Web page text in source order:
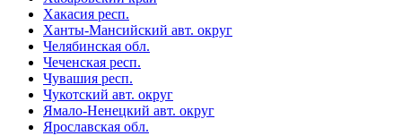
Хакасия респ.
Ханты-Мансийский авт. округ
Челябинская обл.
Чеченская респ.
Чувашия респ.
Чукотский авт. округ
Ямало-Ненецкий авт. округ
Ярославская обл.